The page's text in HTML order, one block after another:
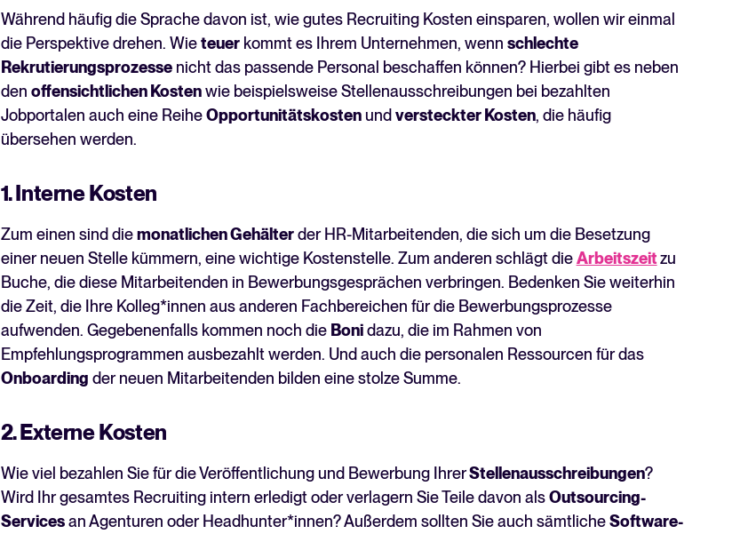
Während häufig die Sprache davon ist, wie gutes Recruiting Kosten einsparen, wollen wir einmal
die Perspektive drehen. Wieteuerkommt es Ihrem Unternehmen, wenn schlechte
Rekrutierungsprozessenicht das passende Personal beschaffen können? Hierbei gibt es neben
den offensichtlichen Kostenwie beispielsweise Stellenausschreibungen bei bezahlten
Jobportalen auch eine ReiheOpportunitätskostenund versteckter Kosten, die häufig
übersehen werden.
1. Interne Kosten
Zum einen sind diemonatlichen Gehälterder HR-Mitarbeitenden, die sich um die Besetzung
einer neuen Stelle kümmern, eine wichtige Kostenstelle. Zum anderen schlägt dieArbeitszeitzu
Buche, die diese Mitarbeitenden in Bewerbungsgesprächen verbringen. Bedenken Sie weiterhin
die Zeit, die Ihre Kolleg*innen aus anderen Fachbereichen für die Bewerbungsprozesse
aufwenden. Gegebenenfalls kommen noch die Bonidazu, die im Rahmen von
Empfehlungsprogrammen ausbezahlt werden. Und auch die personalen Ressourcen für das
Onboarding der neuen Mitarbeitenden bilden eine stolze Summe.
2. Externe Kosten
Wie viel bezahlen Sie für die Veröffentlichung und Bewerbung IhrerStellenausschreibungen?
Wird Ihr gesamtes Recruiting intern erledigt oder verlagern Sie Teile davon alsOutsourcing-
Servicesan Agenturen oder Headhunter*innen? Außerdem sollten Sie auch sämtlicheSoftware-